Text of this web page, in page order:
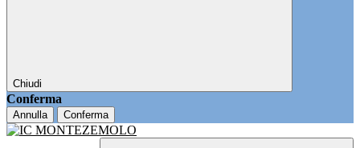
Chiudi
Conferma
Annulla Conferma